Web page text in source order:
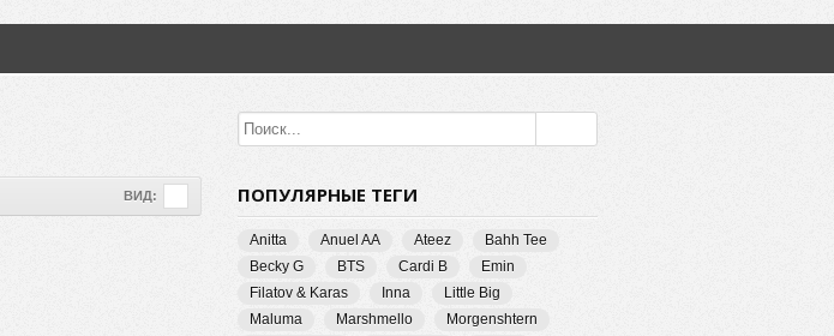
ВИД: ПОПУЛЯРНЫЕ ТЕГИ
Anitta Anuel AA Ateez
Bahh Tee
Becky G
BTS Cardi B
Emin
Filatov & Karas
Inna
Little Big
Maluma
Marshmello
Morgenshtern